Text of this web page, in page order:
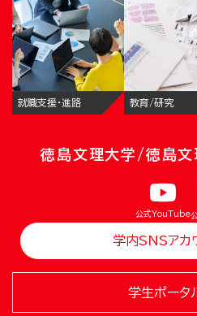
就職支援・進路 教育/研究
徳島文理大学/徳島文
公式YouTube
学内SNSアカ
学生ポータ